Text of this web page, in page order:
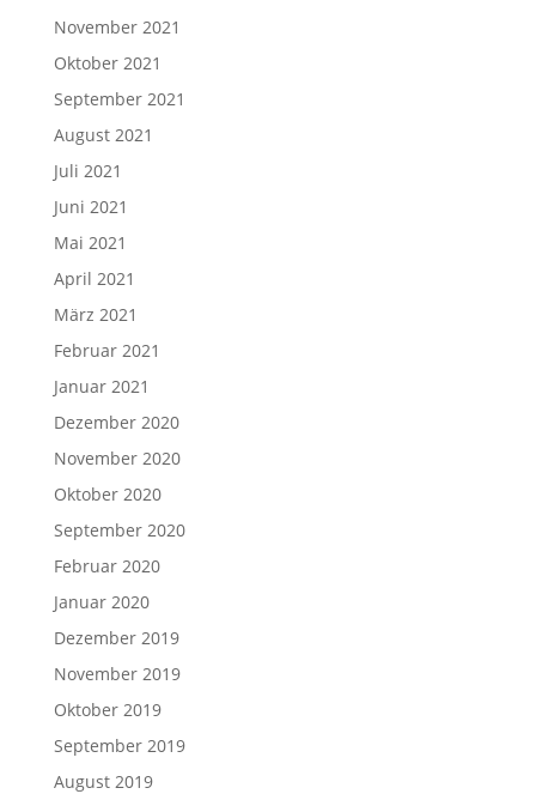
November 2021
Oktober 2021
September 2021
August 2021
Juli 2021
Juni 2021
Mai 2021
April 2021
März 2021
Februar 2021
Januar 2021
Dezember 2020
November 2020
Oktober 2020
September 2020
Februar 2020
Januar 2020
Dezember 2019
November 2019
Oktober 2019
September 2019
August 2019